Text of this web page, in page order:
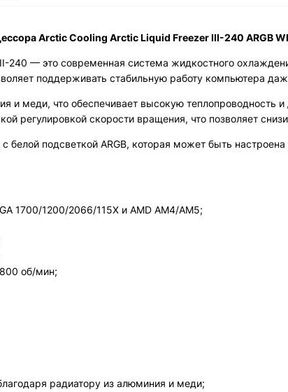
Arctic Cooling Arctic Liquid Freezer III-240 ARGB
240 — это современная система жидкостного
поддерживать стабильную работу компьютера
и меди, что обеспечивает высокую теплопроводность
регулировкой скорости вращения, что позволяет
подсветкой ARGB, которая может быть настроена
1700/1200/2066/115X и AMD AM4/AM5;
об/мин;
радиатору из алюминия и меди;